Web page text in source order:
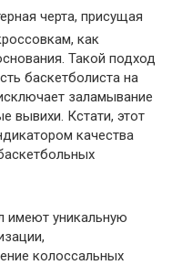
черта, присущая
как
Такой подход
баскетболиста на
заламывание
вывихи. Кстати, этот
качества
имеют уникальную
колоссальных